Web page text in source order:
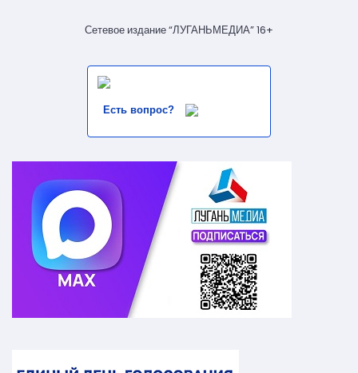
Сетевое издание “ЛУГАНЬМЕДИА” 16+
Есть вопрос?